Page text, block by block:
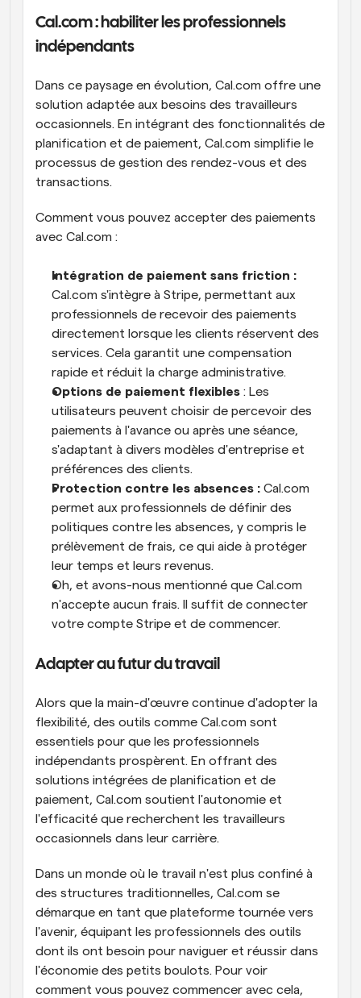
Cal.com : habiliter les professionnels
indépendants
Dans ce paysage en évolution, Cal.com offre une
solution adaptée aux besoins des travailleurs
occasionnels. En intégrant des fonctionnalités de
planification et de paiement, Cal.com simplifie le
processus de gestion des rendez-vous et des
transactions.
Comment vous pouvez accepter des paiements
avec Cal.com :
Cal.com s'intègre à Stripe, permettant aux
professionnels de recevoir des paiements
directement lorsque les clients réservent des
services. Cela garantit une compensation
rapide et réduit la charge administrative.
Options de paiement flexibles : Les
utilisateurs peuvent choisir de percevoir des
paiements à l'avance ou après une séance,
s'adaptant à divers modèles d'entreprise et
préférences des clients.
Protection contre les absences : Cal.com
permet aux professionnels de définir des
politiques contre les absences, y compris le
prélèvement de frais, ce qui aide à protéger
leur temps et leurs revenus.
Oh, et avons-nous mentionné que Cal.com
n'accepte aucun frais. Il suffit de connecter
votre compte Stripe et de commencer.
Adapter au futur du travail
Alors que la main-d'œuvre continue d'adopter la
flexibilité, des outils comme Cal.com sont
essentiels pour que les professionnels
indépendants prospèrent. En offrant des
solutions intégrées de planification et de
paiement, Cal.com soutient l'autonomie et
l'efficacité que recherchent les travailleurs
occasionnels dans leur carrière.
Dans un monde où le travail n'est plus confiné à
des structures traditionnelles, Cal.com se
démarque en tant que plateforme tournée vers
l'avenir, équipant les professionnels des outils
dont ils ont besoin pour naviguer et réussir dans
l'économie des petits boulots. Pour voir
comment vous pouvez commencer avec cela,